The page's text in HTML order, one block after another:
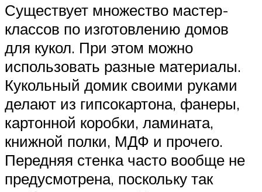
Существует множество мастер-
классов по изготовлению домов
для кукол. При этом можно
использовать разные материалы.
Кукольный домик своими руками
делают из гипсокартона, фанеры,
картонной коробки, ламината,
книжной полки, МДФ и прочего.
Передняя стенка часто вообще не
предусмотрена, поскольку так